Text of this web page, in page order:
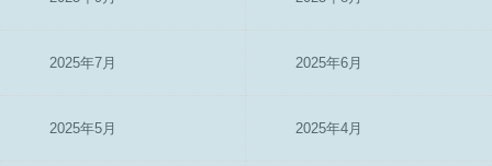
2025年7月 2025年6月
2025年5月 2025年4月